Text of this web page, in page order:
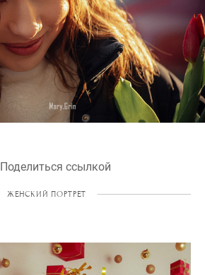
Поделиться ссылкой
ЖЕНСКИЙ ПОРТРЕТ